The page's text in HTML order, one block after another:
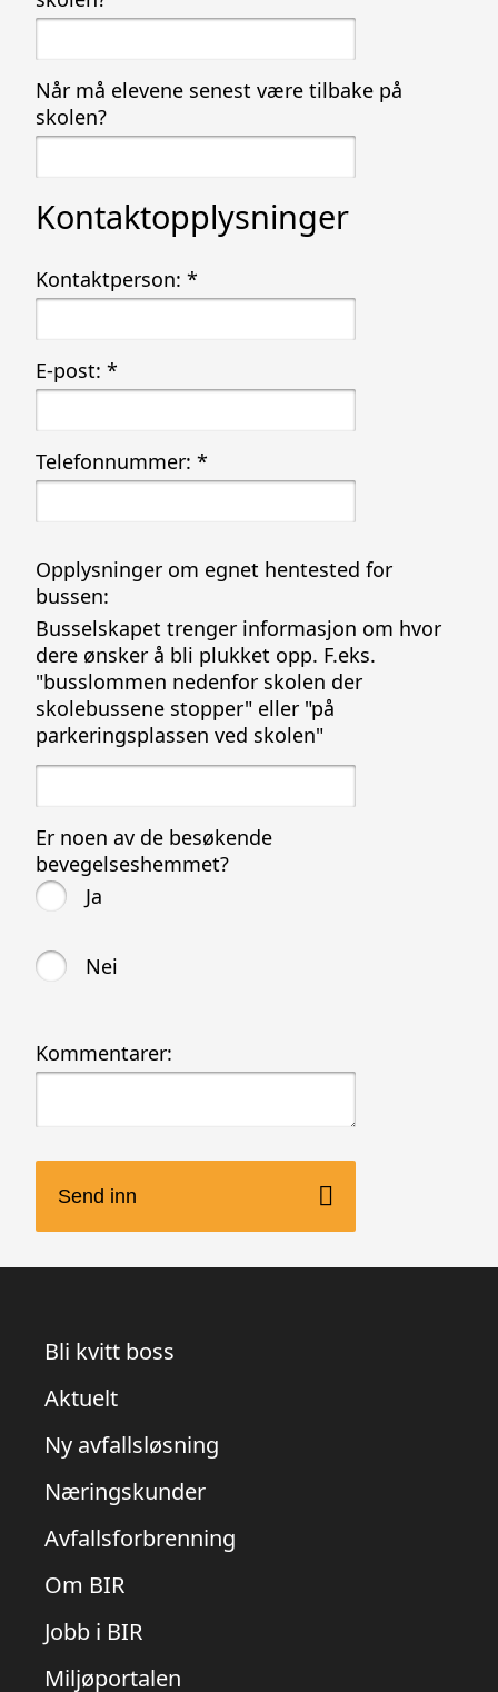
Når må elevene senest være tilbake på
skolen?
Kontaktopplysninger
Kontaktperson: *
E-post: *
Telefonnummer: *
Opplysninger om egnet hentested for
bussen:
Busselskapet trenger informasjon om hvor
dere ønsker å bli plukket opp. F.eks.
"busslommen nedenfor skolen der
skolebussene stopper" eller "på
parkeringsplassen ved skolen"
Er noen av de besøkende
bevegelseshemmet?
Ja
Nei
Kommentarer:
Bli kvitt boss
Aktuelt
Ny avfallsløsning
Næringskunder
Avfallsforbrenning
Om BIR
Jobb i BIR
Miljøportalen